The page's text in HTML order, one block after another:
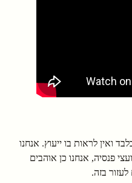
ואין לראות בו ייעוץ. אנחנו
פנסיה, אנחנו כן אוהבים
בזה.